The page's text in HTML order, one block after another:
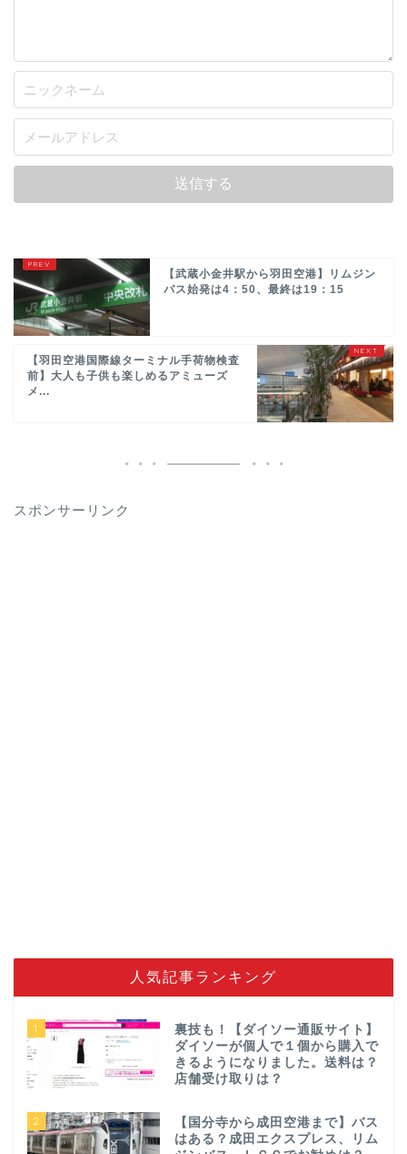
【武蔵小金井駅から羽田空港】リムジン
バス始発は4：50、最終は19：15
【羽田空港国際線ターミナル手荷物検査
前】大人も子供も楽しめるアミューズ
メ...
スポンサーリンク
人気記事ランキング
1
裏技も！【ダイソー通販サイト】
ダイソーが個人で１個から購入で
きるようになりました。送料は？
店舗受け取りは？
2
【国分寺から成田空港まで】バス
はある？成田エクスプレス、リム